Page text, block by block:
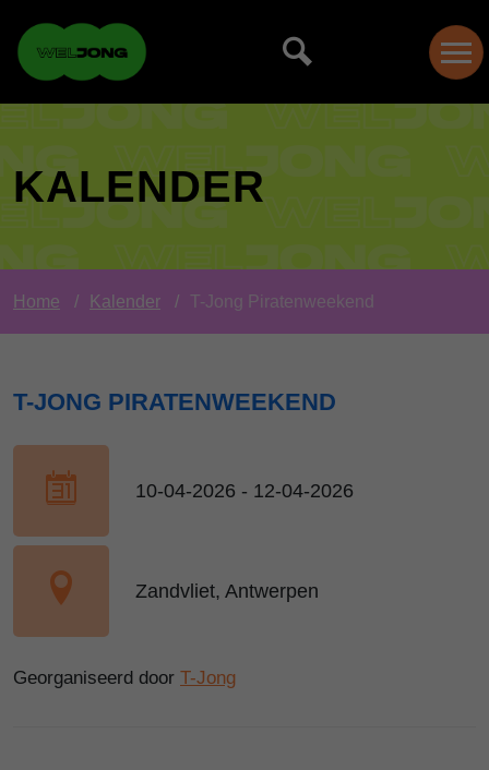
KALENDER
Home Kalender T-Jong Piratenweekend
T-JONG PIRATENWEEKEND
10-04-2026 - 12-04-2026
Zandvliet, Antwerpen
Georganiseerd door T-Jong